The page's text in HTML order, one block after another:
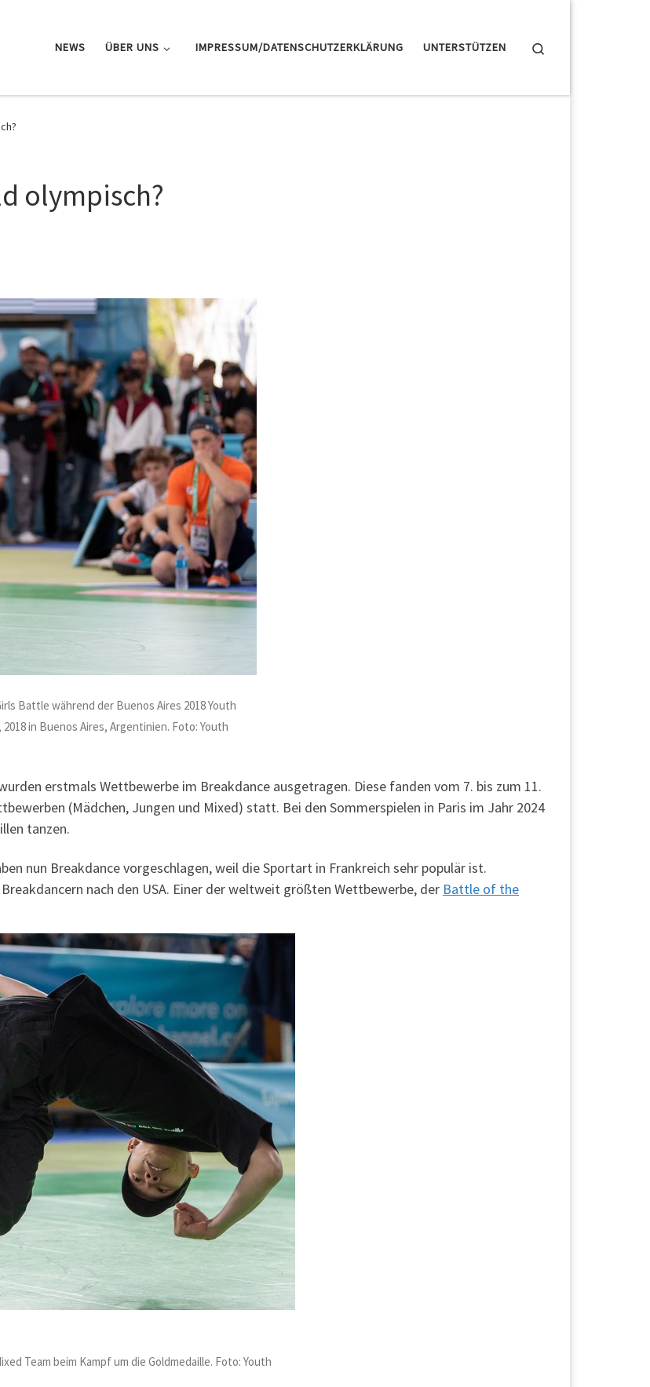
NEWS ÜBER UNS IMPRESSUM/DATENSCHUTZERKLÄRUNG UNTERSTÜTZEN
olympisch?
Battle während der Buenos Aires 2018 Youth
in Buenos Aires, Argentinien. Foto: Youth
erstmals Wettbewerbe im Breakdance ausgetragen. Diese fanden vom 7. bis zum 11.
(Mädchen, Jungen und Mixed) statt. Bei den Sommerspielen in Paris im Jahr 2024
tanzen.
nun Breakdance vorgeschlagen, weil die Sportart in Frankreich sehr populär ist.
nach den USA. Einer der weltweit größten Wettbewerbe, der Battle of the
Team beim Kampf um die Goldmedaille. Foto: Youth